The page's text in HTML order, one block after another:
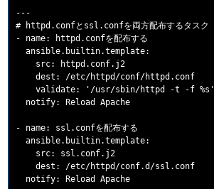
---
# httpd.confとssl.confを両方配布するタスク
- name: httpd.confを配布する
  ansible.builtin.template:
    src: httpd.conf.j2
    dest: /etc/httpd/conf/httpd.conf
    validate: '/usr/sbin/httpd -t -f %s'
  notify: Reload Apache
- name: ssl.confを配布する
  ansible.builtin.template:
    src: ssl.conf.j2
    dest: /etc/httpd/conf.d/ssl.conf